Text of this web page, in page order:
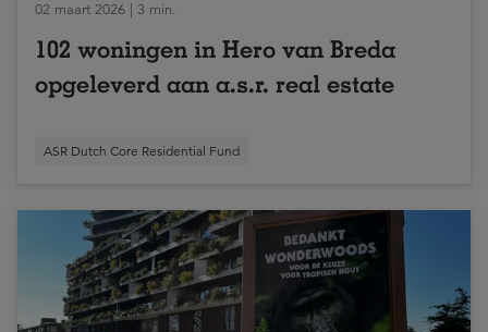
02 maart 2026 | 3 min.
102 woningen in Hero van Breda
opgeleverd aan a.s.r. real estate
ASR Dutch Core Residential Fund